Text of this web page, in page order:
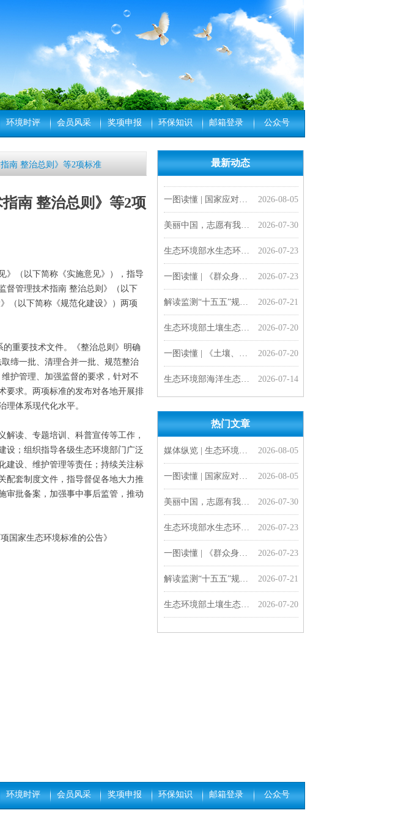
环境时评 会员风采 奖项申报 环保知识 邮箱登录 公众号
南 整治总则》等2项
（以下简称《实施意见》），指导
督管理技术指南 整治总则》（以下
（以下简称《规范化建设》）两项
重要技术文件。《整治总则》明确
缔一批、清理合并一批、规范整治
护管理、加强监督的要求，针对不
要求。两项标准的发布对各地开展排
体系现代化水平。
读、专题培训、科普宣传等工作，
设；组织指导各级生态环境部门广泛
建设、维护管理等责任；持续关注标
配套制度文件，指导督促各地大力推
审批备案，加强事中事后监管，推动
国家生态环境标准的公告》
南 整治总则》等2项标准
2026-08-05
媒体纵览 | 生态环境部扎实做好生态环境法典实施准备工作
2026-08-05
2026-07-30
2026-07-23
2026-07-23
2026-07-21
2026-07-20
2026-07-20
2026-07-14
2026-07-14
一图读懂 | 《海湾清洁指数评价技术方法（试行）》 2026-07-13
生态环境部水生态环境司有关负责人就《医疗机构水污染物排放标准》（GB 18466-2005）修改单答记者问 2026-07-13
一图读懂 |《医疗机构水污染物排放标准》（GB 18466-2005）修改单 2026-07-09
会员风采| 打造服务国家战略新高地 河南大学成立地理工程学科交叉中心 2026-07-09
专家解读 | 深刻把握美丽中国建设面临的形势与任务 2026-07-08
“十五五”，美丽中国将有这些新变化 2026-07-07
生态环境部水生态环境司有关负责人就《工业园区污水集中处理设施水污染物排放标准制订技术导则》（HJ 945.4—2026）答记者问 2026-07-07
一图读懂 |《工业园区污水集中处理设施水污染物排放标准制订技术导则》（HJ 945.4—2026） 2026-07-07
生态环境部发布《工业园区污水集中处理设施水污染物排放标准制订技术导则》（HJ 945.4—2026） 2026-07-06
一图读懂 | 《美丽中国建设 “十五五”规划》 2026-07-06
生态环境部负责同志就《美丽中国建设 “十五五”规划》答记者问
最新动态
2026-08-05
媒体纵览 | 生态环境部扎实做好生态环境法典实施准备工作
2026-08-05
一图读懂 | 国家应对气候变化“十五五”规划
2026-07-30
美丽中国，志愿有我——“科创启智少年行” 志愿服务活动顺利开展
2026-07-23
生态环境部水生态环境司有关负责同志就《群众身边水体保护治理行动方案》答记者问
2026-07-23
一图读懂 | 《群众身边水体保护治理行动方案》
2026-07-21
解读监测“十五五”规划 | 准确把握生态环境监测“十五五”规划的主要任务
2026-07-20
生态环境部土壤生态环境司负责同志就《土壤、地下水和农业农村生态环境保护“十五五”规划》有关问题答记者问
2026-07-20
一图读懂 | 《土壤、地下水和农业农村生态环境保护“十五五”规划》
生态环境部海洋生态环境司有关负责人就《海湾清洁指数评价技术方法（试行）》答记者问
一图读懂 | 《海湾清洁指数评价技术方法（试行）》
生态环境部水生态环境司有关负责人就《医疗机构水污染物排放标准》（GB 18466-2005）修改单答记者问
一图读懂 |《医疗机构水污染物排放标准》（GB 18466-2005）修改单
会员风采| 打造服务国家战略新高地 河南大学成立地理工程学科交叉中心
专家解读 | 深刻把握美丽中国建设面临的形势与任务
“十五五”，美丽中国将有这些新变化
生态环境部水生态环境司有关负责人就《工业园区污水集中处理设施水污染物排放标准制订技术导则》（HJ 945.4—2026）答记者问
一图读懂 |《工业园区污水集中处理设施水污染物排放标准制订技术导则》（HJ 945.4—2026）生态环境部发布《工业园区污水集中处理设施水污染物排放标准制订技术导则》（HJ 945.4—2026）
一图读懂 | 《美丽中国建设 “十五五”规划》
生态环境部负责同志就《美丽中国建设 “十五五”规划》答记者问
热门文章
环境时评 会员风采 奖项申报 环保知识 邮箱登录 公众号